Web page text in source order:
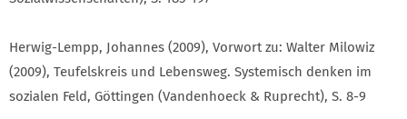
Herwig-Lempp, Johannes (2009), Vorwort zu: Walter Milowiz
(2009), Teufelskreis und Lebensweg. Systemisch denken im
sozialen Feld, Göttingen (Vandenhoeck & Ruprecht), S. 8-9